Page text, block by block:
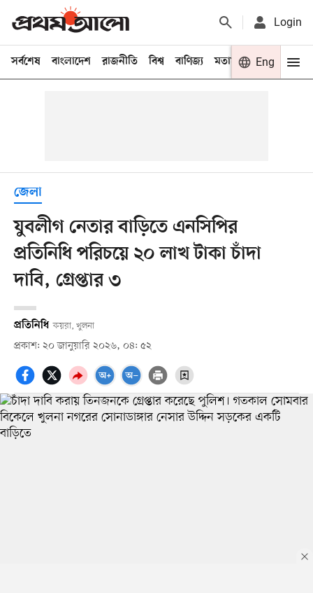
Login
সর্বশেষ বাংলাদেশ রাজনীতি বিশ্ব বাণিজ্য মতামত খেলা
Eng
জেলা
যুবলীগ নেতার বাড়িতে এনসিপির
প্রতিনিধি পরিচয়ে ২০ লাখ টাকা চাঁদা
দাবি, গ্রেপ্তার ৩
প্রতিনিধি কয়রা, খুলনা
প্রকাশ: ২০ জানুয়ারি ২০২৬, ০৪: ৫২